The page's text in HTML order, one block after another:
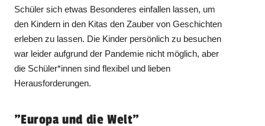
Schüler sich etwas Besonderes einfallen lassen, um
den Kindern in den Kitas den Zauber von Geschichten
erleben zu lassen. Die Kinder persönlich zu besuchen
war leider aufgrund der Pandemie nicht möglich, aber
die Schüler*innen sind flexibel und lieben
Herausforderungen.
"Europa und die Welt"